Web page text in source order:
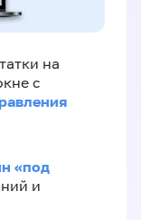
на
с
«‎под
и